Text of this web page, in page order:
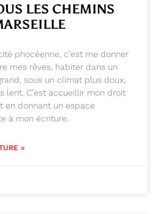
LES CHEMINS
phocéenne, c’est me donner
mes rêves, habiter dans un
sous un climat plus doux,
lent. C’est accueillir mon droit
en donnant un espace
à mon écriture.
»